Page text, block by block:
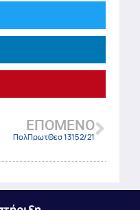
ΕΠΌΜΕΝΟ
ΠολΠρωτΘεσ 13152/21